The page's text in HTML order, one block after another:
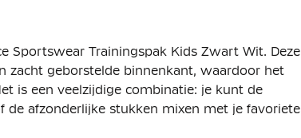
Sportswear Trainingspak Kids Zwart Wit. Deze
zacht geborstelde binnenkant, waardoor het
is een veelzijdige combinatie: je kunt de
afzonderlijke stukken mixen met je favoriete